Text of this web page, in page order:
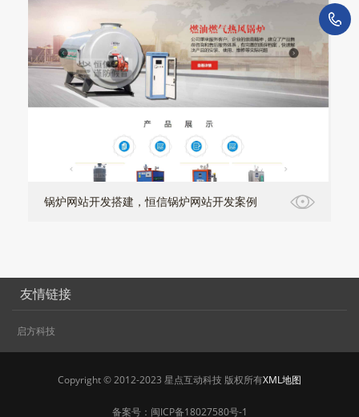
锅炉网站开发搭建，恒信锅炉网站开发案例
友情链接
启方科技
Copyright © 2012-2023 星点互动科技 版权所有XML地图
备案号： 闽ICP备18027580号-1